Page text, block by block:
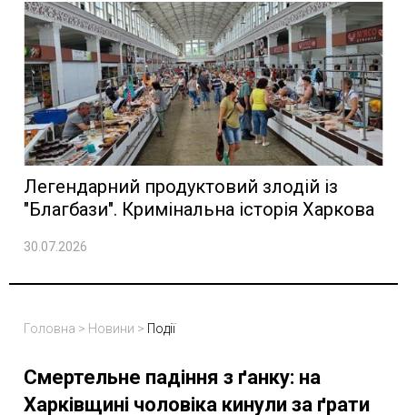
Легендарний продуктовий злодій із
"Благбази". Кримінальна історія Харкова
30.07.2026
Головна > Новини > Події
Смертельне падіння з ґанку: на
Харківщині чоловіка кинули за ґрати